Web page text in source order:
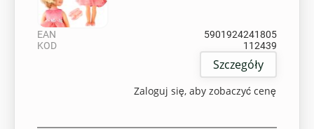
EAN
5901924241805
KOD
112439
Szczegóły
Zaloguj się, aby zobaczyć cenę